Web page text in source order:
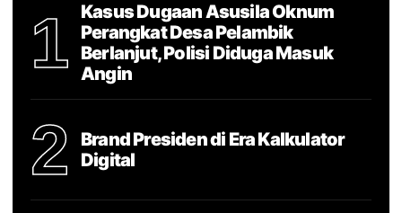
1
Kasus Dugaan Asusila Oknum
Perangkat Desa Pelambik
Berlanjut, Polisi Diduga Masuk
Angin
2
Brand Presiden di Era Kalkulator
Digital